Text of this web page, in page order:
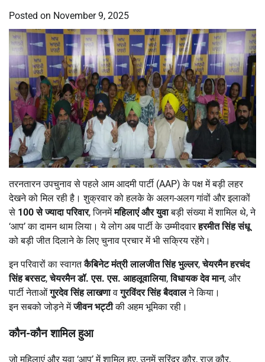
Posted on November 9, 2025
तरनतारन उपचुनाव से पहले आम आदमी पार्टी (AAP) के पक्ष में बड़ी लहर
देखने को मिल रही है। शुक्रवार को हलके के अलग-अलग गांवों और इलाकों
से 100से ज्यादा परिवार, जिनमेंमहिलाएं और युवाबड़ी संख्या में शामिल थे, ने
‘आप’ का दामन थाम लिया। ये लोग अब पार्टी के उम्मीदवारहरमीत सिंह संधू
को बड़ी जीत दिलाने के लिए चुनाव प्रचार में भी सक्रिय रहेंगे।
इन परिवारों का स्वागतकैबिनेट मंत्री लालजीत सिंह भुल्लर,चेयरमैन हरचंद
सिंह बरसट,चेयरमैन डॉ. एस. एस. आहलूवालिया,विधायक देव मान, और
पार्टी नेताओंगुरदेव सिंह लाखणावगुरविंदर सिंह बैदवालने किया।
इन सबको जोड़ने मेंजीवन भट्टीकी अहम भूमिका रही।
कौन-कौन शामिल हुआ
जो महिलाएं और युवा ‘आप’ में शामिल हुए, उनमें सुरिंदर कौर, राज कौर,